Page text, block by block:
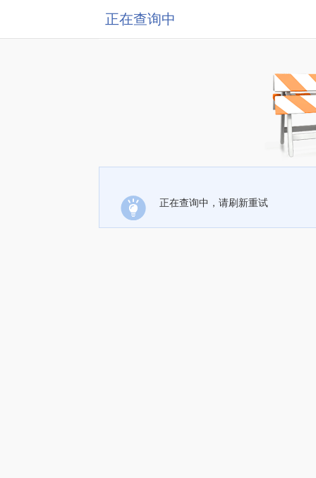
正在查询中
正在查询中，请刷新重试